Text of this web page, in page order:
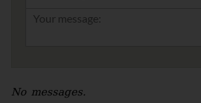
No messages.